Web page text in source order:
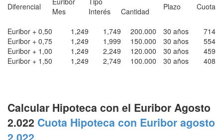
Diferencial
Mes
Interés
Cantidad Plazo Cuota
Euribor + 0,50 1,249 1,749 200.000 30 años
714
Euribor + 0,75
1,249 1,999 150.000 30 años
554
Euribor + 1,00
1,249 2,249 120.000 30 años
459
Euribor + 1,50
1,249 2,749 100.000 30 años 408
Calcular Hipoteca con el Euribor Agosto
2.022 Cuota Hipoteca con Euribor agosto